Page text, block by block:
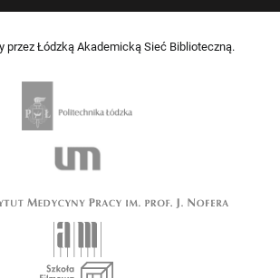
przez Łódzką Akademicką Sieć Biblioteczną.